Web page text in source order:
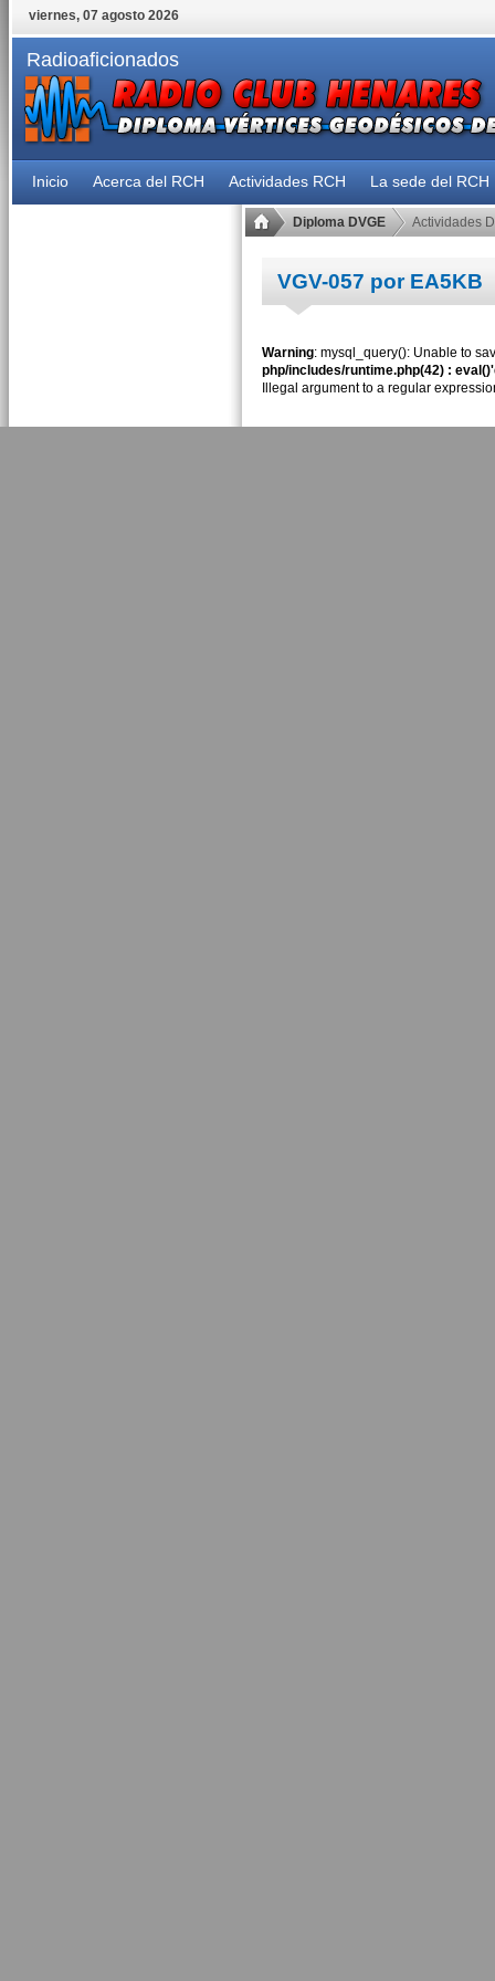
viernes, 07 agosto 2026
Radioaficionados
Inicio Acerca del RCH Actividades RCH La sede del RCH
Diploma DVGE Actividades
VGV-057 por EA5KB
Warning: mysql_query(): Unable to
php/includes/runtime.php(42) :
Illegal argument to a regular